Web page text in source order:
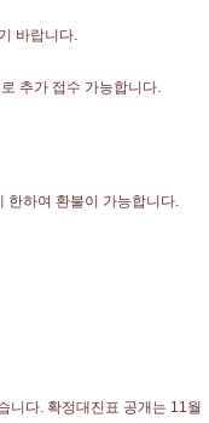
바랍니다.
추가 접수 가능합니다.
한하여 환불이 가능합니다.
니다. 확정대진표 공개는 11월